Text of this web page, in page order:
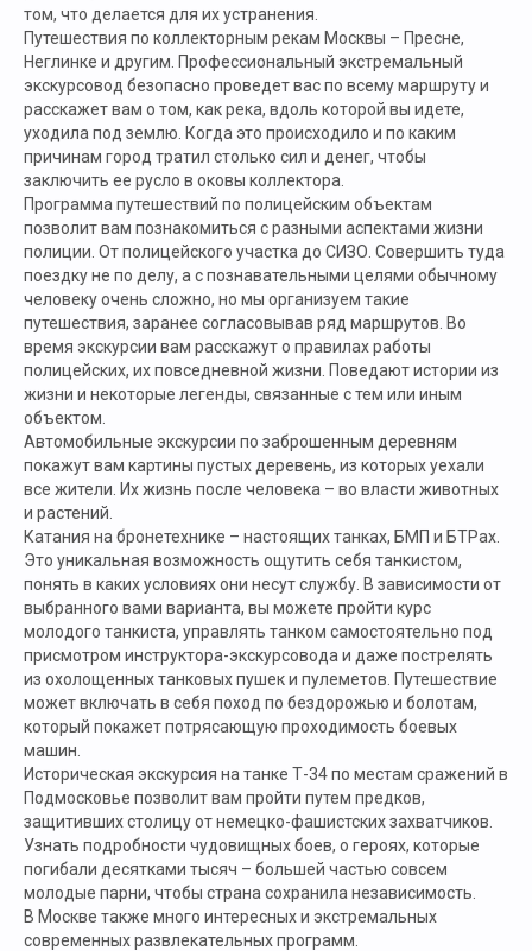
том, что делается для их устранения.
Путешествия по коллекторным рекам Москвы – Пресне,
Неглинке и другим. Профессиональный экстремальный
экскурсовод безопасно проведет вас по всему маршруту и
расскажет вам о том, как река, вдоль которой вы идете,
уходила под землю. Когда это происходило и по каким
причинам город тратил столько сил и денег, чтобы
заключить ее русло в оковы коллектора.
Программа путешествий по полицейским объектам
позволит вам познакомиться с разными аспектами жизни
полиции. От полицейского участка до СИЗО. Совершить туда
поездку не по делу, а с познавательными целями обычному
человеку очень сложно, но мы организуем такие
путешествия, заранее согласовывав ряд маршрутов. Во
время экскурсии вам расскажут о правилах работы
полицейских, их повседневной жизни. Поведают истории из
жизни и некоторые легенды, связанные с тем или иным
объектом.
Автомобильные экскурсии по заброшенным деревням
покажут вам картины пустых деревень, из которых уехали
все жители. Их жизнь после человека – во власти животных
и растений.
Катания на бронетехнике – настоящих танках, БМП и БТРах.
Это уникальная возможность ощутить себя танкистом,
понять в каких условиях они несут службу. В зависимости от
выбранного вами варианта, вы можете пройти курс
молодого танкиста, управлять танком самостоятельно под
присмотром инструктора-экскурсовода и даже пострелять
из охолощенных танковых пушек и пулеметов. Путешествие
может включать в себя поход по бездорожью и болотам,
который покажет потрясающую проходимость боевых
машин.
Историческая экскурсия на танке Т-34 по местам сражений в
Подмосковье позволит вам пройти путем предков,
защитивших столицу от немецко-фашистских захватчиков.
Узнать подробности чудовищных боев, о героях, которые
погибали десятками тысяч – большей частью совсем
молодые парни, чтобы страна сохранила независимость.
В Москве также много интересных и экстремальных
современных развлекательных программ.